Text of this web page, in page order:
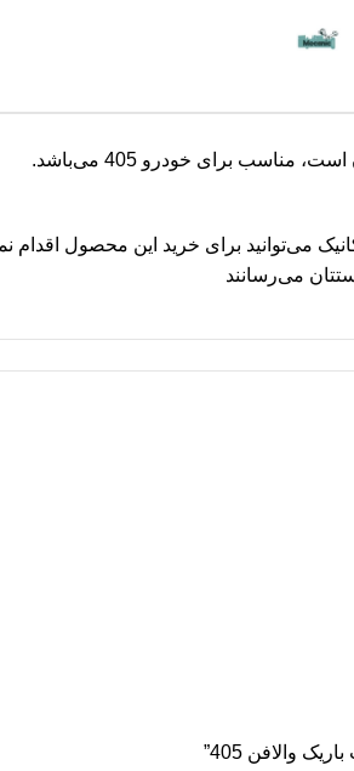
می‌توانید برای خرید این محصول اقدام
می‌رسانند
والافن 405”